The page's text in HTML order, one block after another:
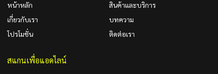
หน้าหลัก
เกี่ยวกับเรา
โปรโมชั่น
สินค้าและบริการ
บทความ
ติดต่อเรา
สแกนเพื่อแอดไลน์